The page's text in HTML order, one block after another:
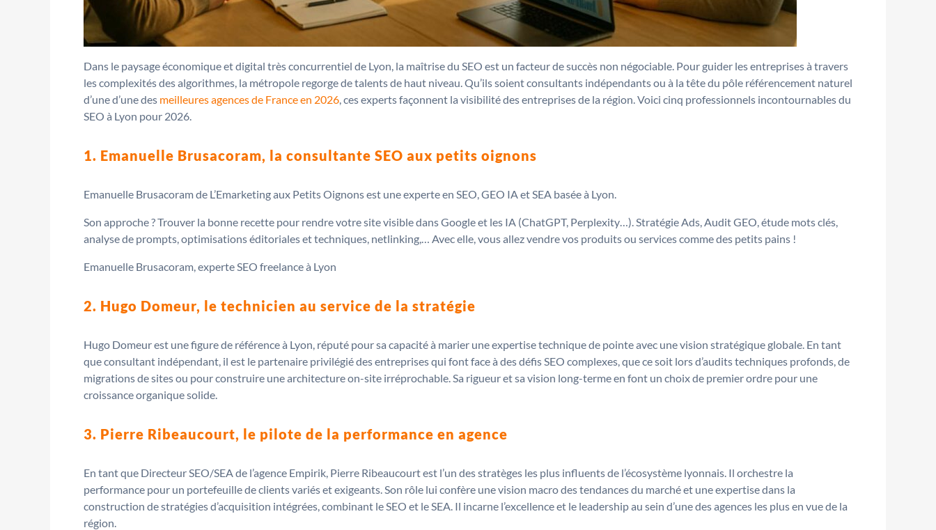
Dans le paysage économique et digital très concurrentiel de Lyon, la maîtrise du SEO est un facteur de succès non négociable. Pour guider les entreprises à travers
les complexités des algorithmes, la métropole regorge de talents de haut niveau. Qu’ils soient consultants indépendants ou à la tête du pôle référencement naturel
d’une d’une des meilleures agences de France en 2026, ces experts façonnent la visibilité des entreprises de la région. Voici cinq professionnels incontournables du
SEO à Lyon pour 2026.
1. Emanuelle Brusacoram, la consultante SEO aux petits oignons
Emanuelle Brusacoram de L’Emarketing aux Petits Oignons est une experte en SEO, GEO IA et SEA basée à Lyon.
Son approche ? Trouver la bonne recette pour rendre votre site visible dans Google et les IA (ChatGPT, Perplexity…). Stratégie Ads, Audit GEO, étude mots clés,
analyse de prompts, optimisations éditoriales et techniques, netlinking,… Avec elle, vous allez vendre vos produits ou services comme des petits pains !
Emanuelle Brusacoram, experte SEO freelance à Lyon
2. Hugo Domeur, le technicien au service de la stratégie
Hugo Domeur est une figure de référence à Lyon, réputé pour sa capacité à marier une expertise technique de pointe avec une vision stratégique globale. En tant
que consultant indépendant, il est le partenaire privilégié des entreprises qui font face à des défis SEO complexes, que ce soit lors d’audits techniques profonds, de
migrations de sites ou pour construire une architecture on-site irréprochable. Sa rigueur et sa vision long-terme en font un choix de premier ordre pour une
croissance organique solide.
3. Pierre Ribeaucourt, le pilote de la performance en agence
En tant que Directeur SEO/SEA de l’agence Empirik, Pierre Ribeaucourt est l’un des stratèges les plus influents de l’écosystème lyonnais. Il orchestre la
performance pour un portefeuille de clients variés et exigeants. Son rôle lui confère une vision macro des tendances du marché et une expertise dans la
construction de stratégies d’acquisition intégrées, combinant le SEO et le SEA. Il incarne l’excellence et le leadership au sein d’une des agences les plus en vue de la
région.